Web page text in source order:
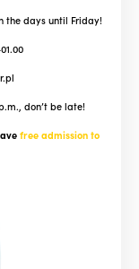
the days until Friday!
don’t be late!
free admission to